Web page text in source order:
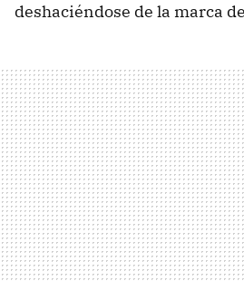
deshaciéndose de la marca